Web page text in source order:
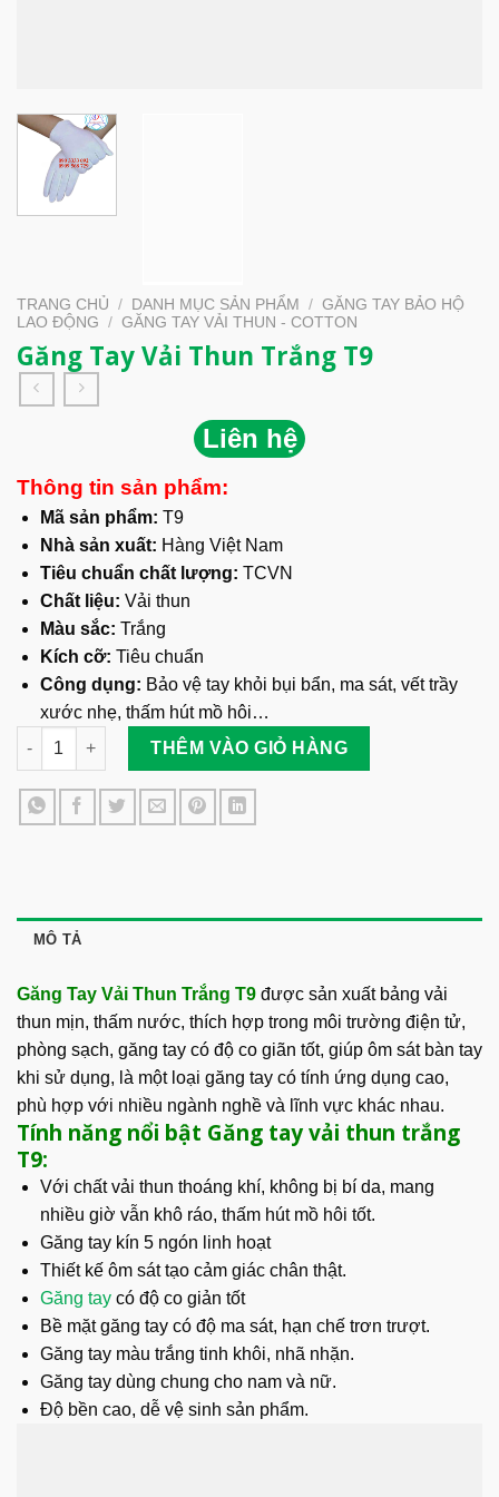
TRANG CHỦ / DANH MỤC SẢN PHẨM / GĂNG TAY BẢO HỘ
LAO ĐỘNG
/ GĂNG TAY VẢI THUN - COTTON
Găng Tay Vải Thun Trắng T9
Liên hệ
Thông tin sản phẩm:
Mã sản phẩm: T9
Nhà sản xuất: Hàng Việt Nam
Tiêu chuẩn chất lượng: TCVN
Chất liệu: Vải thun
Màu sắc: Trắng
Kích cỡ: Tiêu chuẩn
Công dụng: Bảo vệ tay khỏi bụi bẩn, ma sát, vết trầy
xước nhẹ, thấm hút mồ hôi…
Găng Tay Vải Thun Trắng T9 số lượng
THÊM VÀO GIỎ HÀNG
MÔ TẢ
Găng Tay Vải Thun Trắng T9 được sản xuất bảng vải
thun mịn, thấm nước, thích hợp trong môi trường điện tử,
phòng sạch, găng tay có độ co giãn tốt, giúp ôm sát bàn tay
khi sử dụng, là một loại găng tay có tính ứng dụng cao,
phù hợp với nhiều ngành nghề và lĩnh vực khác nhau.
Tính năng nổi bật Găng tay vải thun trắng
T9:
Với chất vải thun thoáng khí, không bị bí da, mang
nhiều giờ vẫn khô ráo, thấm hút mồ hôi tốt.
Găng tay kín 5 ngón linh hoạt
Thiết kế ôm sát tạo cảm giác chân thật.
Găng taycó độ co giản tốt
Bề mặt găng tay có độ ma sát, hạn chế trơn trượt.
Găng tay màu trắng tinh khôi, nhã nhặn.
Găng tay dùng chung cho nam và nữ.
Độ bền cao, dễ vệ sinh sản phẩm.